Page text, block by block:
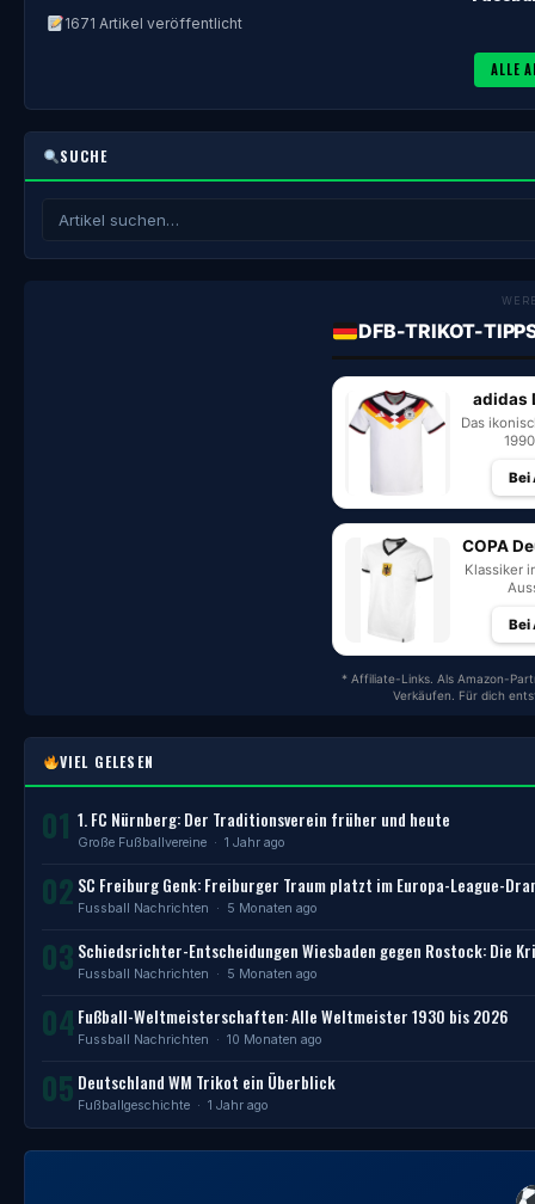
1671 Artikel veröffentlicht
ALLE
SUCHE
DFB-TRIKOT-
adidas
Das
Bei
COPA
Klassiker
Bei
* Affiliate-Links. Als Amazon-
Verkäufen. Für dich
VIEL GELESEN
01 1. FC Nürnberg: Der Traditionsverein früher und heute
Große Fußballvereine · 1 Jahr ago
02 SC Freiburg Genk: Freiburger Traum platzt im Europa-League-
Fussball Nachrichten · 5 Monaten ago
03 Schiedsrichter-Entscheidungen Wiesbaden gegen Rostock: Die
Fussball Nachrichten · 5 Monaten ago
04 Fußball-Weltmeisterschaften: Alle Weltmeister 1930 bis 2026
Fussball Nachrichten · 10 Monaten ago
05 Deutschland WM Trikot ein Überblick
Fußballgeschichte · 1 Jahr ago